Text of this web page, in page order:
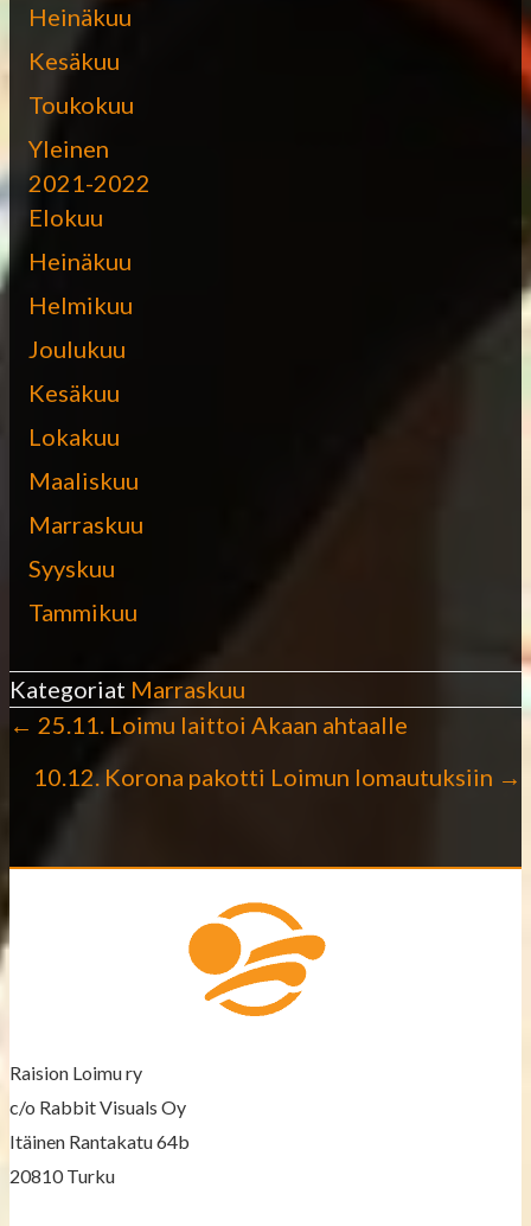
Heinäkuu
Kesäkuu
Toukokuu
Yleinen
2021-2022
Elokuu
Heinäkuu
Helmikuu
Joulukuu
Kesäkuu
Lokakuu
Maaliskuu
Marraskuu
Syyskuu
Tammikuu
Kategoriat Marraskuu
s
a
v
i
← 25.11. Loimu laittoi Akaan ahtaalle
10.12. Korona pakotti Loimun lomautuksiin →
Raision Loimu ry
c/o Rabbit Visuals Oy
Itäinen Rantakatu 64b
20810 Turku